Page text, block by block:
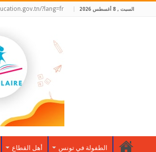
السبت , 8 أغسطس 2026 ?lang=fr
الطفولة في تونس أهل القطاع